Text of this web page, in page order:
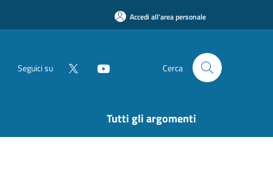
Accedi all'area personale
Seguici su Cerca
Tutti gli argomenti